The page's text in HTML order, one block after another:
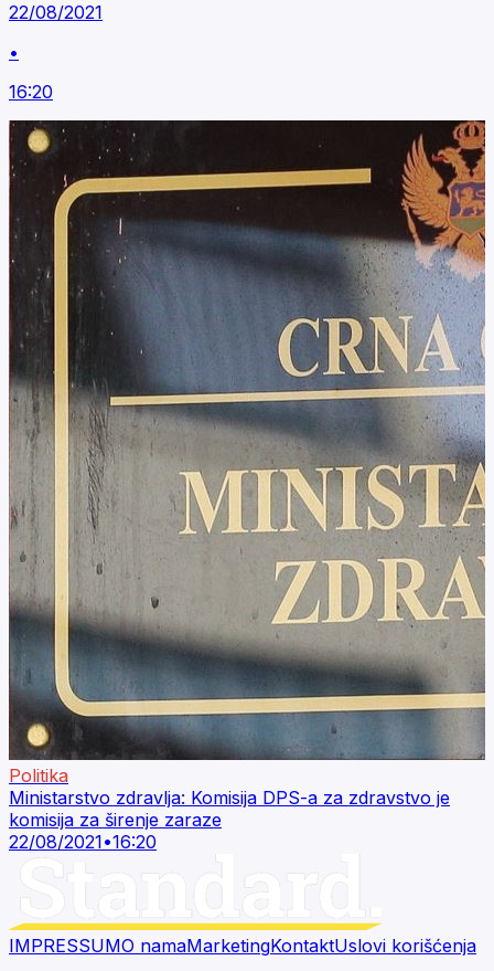
22/08/2021
•
16:20
Politika
Ministarstvo zdravlja: Komisija DPS-a za zdravstvo je
komisija za širenje zaraze
22/08/2021•16:20
IMPRESSUMO namaMarketingKontaktUslovi korišćenja